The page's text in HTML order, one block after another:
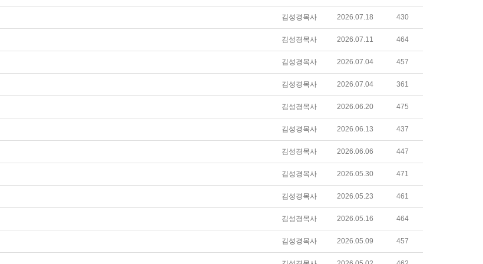
김성경목사 2026.07.18 430
김성경목사 2026.07.11 464
김성경목사 2026.07.04 457
김성경목사 2026.07.04 361
김성경목사 2026.06.20 475
김성경목사 2026.06.13 437
김성경목사 2026.06.06 447
김성경목사 2026.05.30 471
김성경목사 2026.05.23 461
김성경목사 2026.05.16 464
김성경목사 2026.05.09 457